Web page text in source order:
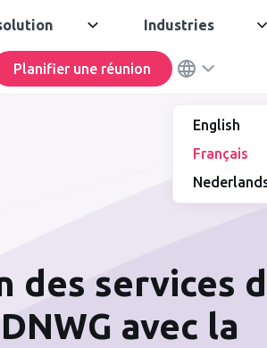
Industries
Planifier une réunion
English
Français
des services
avec la